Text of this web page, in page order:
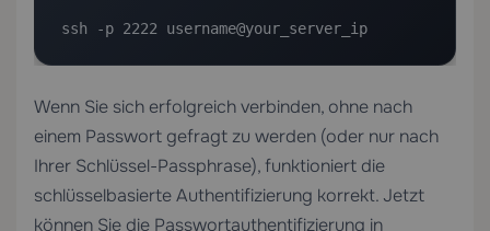
ssh -p 2222 username@your_server_ip
Wenn Sie sich erfolgreich verbinden, ohne nach
einem Passwort gefragt zu werden (oder nur nach
Ihrer Schlüssel-Passphrase), funktioniert die
schlüsselbasierte Authentifizierung korrekt. Jetzt
können Sie die Passwortauthentifizierung in